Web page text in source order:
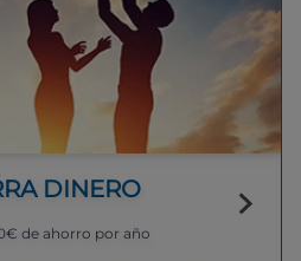
DINERO
de ahorro por año